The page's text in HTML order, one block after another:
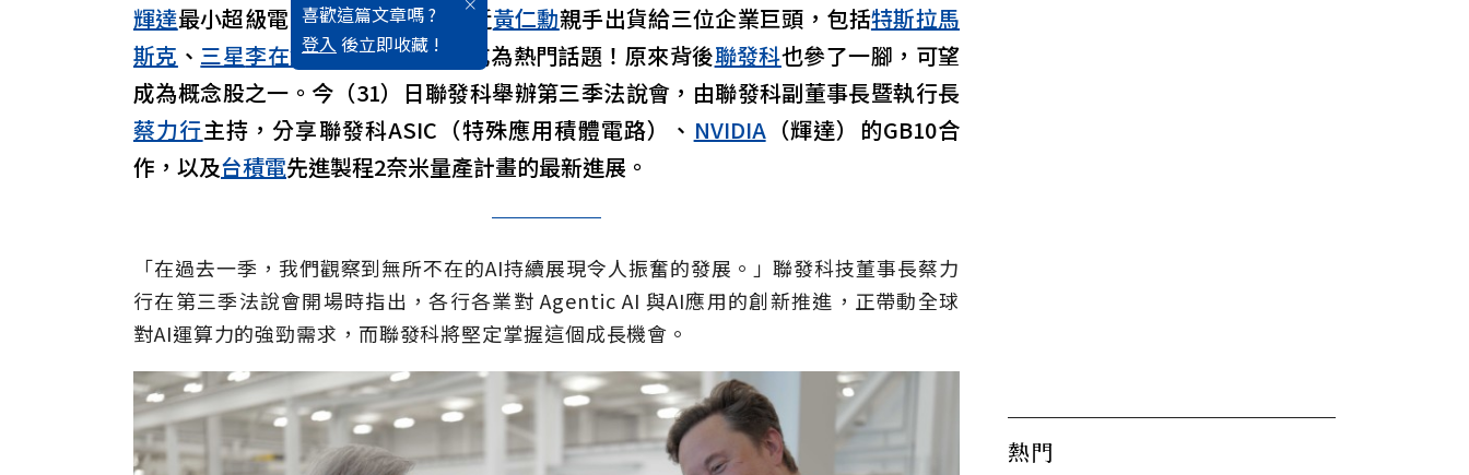
喜歡這篇文章嗎 ?
登入 後立即收藏 !
輝達最小超級電腦DGX Spark，最近黃仁勳親手出貨給三位企業巨頭，包括特斯拉馬
斯克 、 三星李在鎔、現代鄭義宣，成為熱門話題！原來背後聯發科也參了一腳，可望
成為概念股之一。今（31）日聯發科舉辦第三季法說會，由聯發科副董事長暨執行長
蔡力行主持，分享聯發科ASIC（特殊應用積體電路）、 NVIDIA（輝達）的GB10合
作，以及台積電先進製程2奈米量產計畫的最新進展。
「在過去一季，我們觀察到無所不在的AI持續展現令人振奮的發展。」聯發科技董事長蔡力
行在第三季法說會開場時指出，各行各業對 Agentic AI 與AI應用的創新推進，正帶動全球
對AI運算力的強勁需求，而聯發科將堅定掌握這個成長機會。
熱門